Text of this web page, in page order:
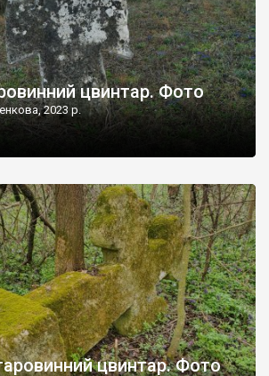
цвинтар. Фото
2023 р.
цвинтар. Фото